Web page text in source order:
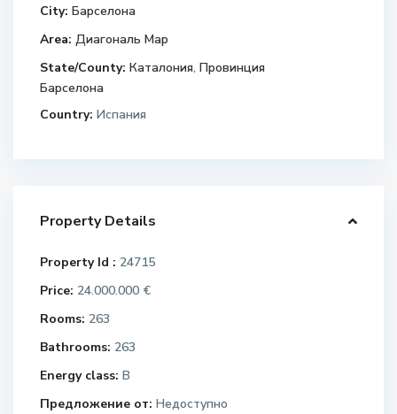
City: Барселона
Area: Диагональ Мар
State/County: Каталония,Провинция
Барселона
Country: Испания
Property Details
Property Id : 24715
Price: 24.000.000 €
Rooms: 263
Bathrooms: 263
Energy class: B
Предложение от: Недоступно